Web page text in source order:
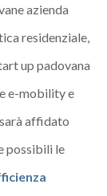
azienda
residenziale,
up padovana
e-mobility e
affidato
possibili le